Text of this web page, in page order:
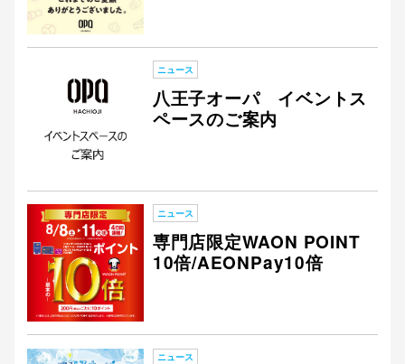
ニュース
八王子オーパ イベントス
ペースのご案内
ニュース
専門店限定WAON POINT
10倍/AEONPay10倍
ニュース